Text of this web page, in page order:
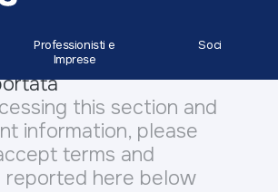
alla sezione e alle
si prega di
l’informativa di
this section and
information, please
terms and
reported here below
Professionisti e
Imprese
Soci